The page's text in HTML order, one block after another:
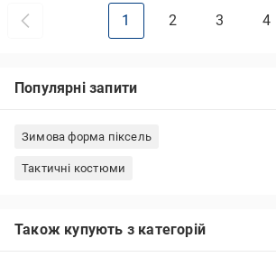
1 2 3 4
Популярні запити
Зимова форма піксель
Тактичні костюми
Також купують з категорій